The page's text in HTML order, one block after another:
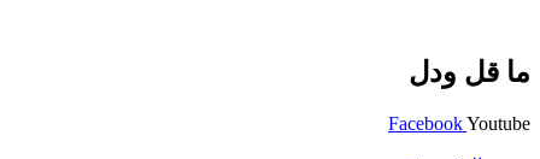
ما قل ودل
FacebookYoutube